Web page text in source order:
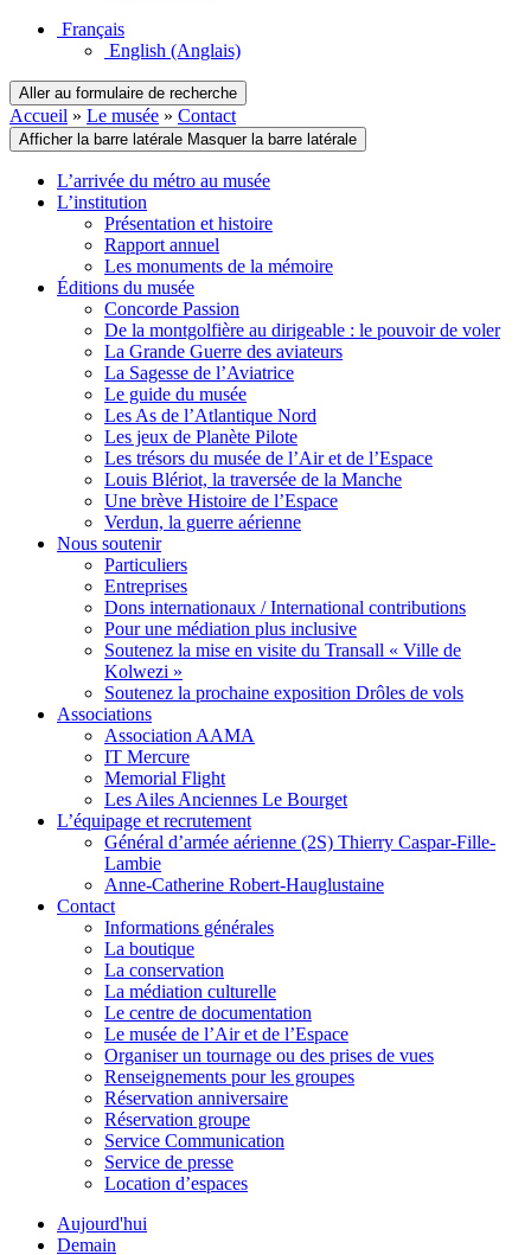
Français
English (Anglais)
Aller au formulaire de recherche
Accueil » Le musée » Contact
Afficher la barre latérale Masquer la barre latérale
L’arrivée du métro au musée
L’institution
Présentation et histoire
Rapport annuel
Les monuments de la mémoire
Éditions du musée
Concorde Passion
De la montgolfière au dirigeable : le pouvoir de voler
La Grande Guerre des aviateurs
La Sagesse de l’Aviatrice
Le guide du musée
Les As de l’Atlantique Nord
Les jeux de Planète Pilote
Les trésors du musée de l’Air et de l’Espace
Louis Blériot, la traversée de la Manche
Une brève Histoire de l’Espace
Verdun, la guerre aérienne
Nous soutenir
Particuliers
Entreprises
Dons internationaux / International contributions
Pour une médiation plus inclusive
Soutenez la mise en visite du Transall « Ville de
Kolwezi »
Soutenez la prochaine exposition Drôles de vols
Associations
Association AAMA
IT Mercure
Memorial Flight
Les Ailes Anciennes Le Bourget
L’équipage et recrutement
Général d’armée aérienne (2S) Thierry Caspar-Fille-
Lambie
Anne-Catherine Robert-Hauglustaine
Contact
Informations générales
La boutique
La conservation
La médiation culturelle
Le centre de documentation
Le musée de l’Air et de l’Espace
Organiser un tournage ou des prises de vues
Renseignements pour les groupes
Réservation anniversaire
Réservation groupe
Service Communication
Service de presse
Location d’espaces
Aujourd'hui
Demain